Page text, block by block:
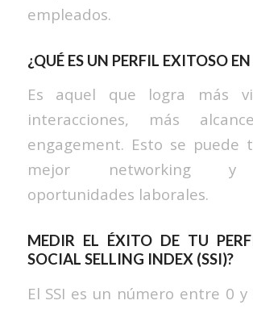
empleados.
¿QUÉ ES UN PERFIL EXITOSO
Es aquel que logra más
interacciones, más
engagement. Esto se puede
mejor networking y
oportunidades laborales.
MEDIR EL ÉXITO DE TU
SOCIAL SELLING INDEX (SSI)?
El SSI es un número entre 0 y